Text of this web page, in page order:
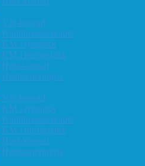
Vår-konrad
Klubbmesterskapet
KM i lynsjakk
KM i hurtigsjakk
Høst-konrad
Høstturneringen
Vår-konrad
KM i lynsjakk
Klubbmesterskapet
KM i hurtigsjakk
Høst-konrad
Høstturneringen